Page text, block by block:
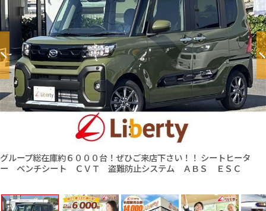
グループ総在庫約６０００台！ぜひご来店下さい！！ シートヒータ
ー ベンチシート ＣＶＴ 盗難防止システム ＡＢＳ ＥＳＣ